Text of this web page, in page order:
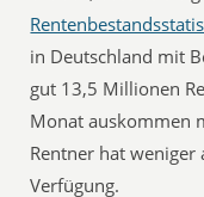
in Deutschland mit
gut 13,5 Millionen
Monat auskommen
Rentner hat
Verfügung.